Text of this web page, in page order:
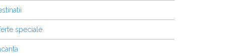
speciale